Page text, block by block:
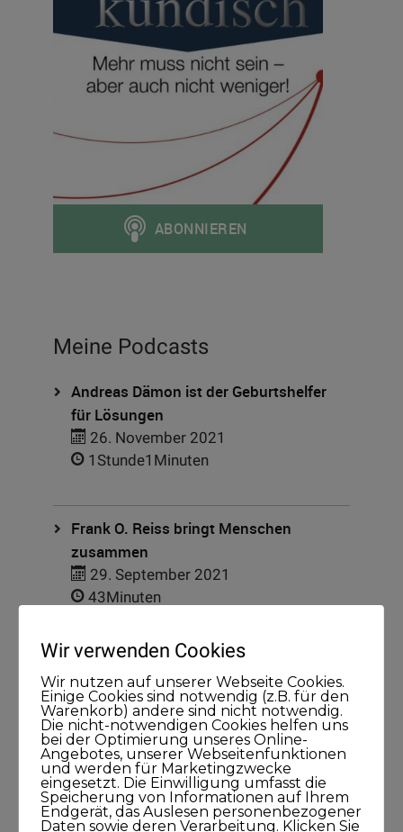
Meine Podcasts
Andreas Dämon ist der Geburtshelfer
für Lösungen
26. November 2021
1Stunde1Minuten
Frank O. Reiss bringt Menschen
zusammen
29. September 2021
43Minuten
Larissa Wasserthal sagt: Alles beginnt
bei Dir selbst
15. April 2021
45Minuten
Wir verwenden Cookies
Wir nutzen auf unserer Webseite Cookies.
Einige Cookies sind notwendig (z.B. für den
Warenkorb) andere sind nicht notwendig.
Die nicht-notwendigen Cookies helfen uns
bei der Optimierung unseres Online-
Angebotes, unserer Webseitenfunktionen
und werden für Marketingzwecke
eingesetzt. Die Einwilligung umfasst die
Speicherung von Informationen auf Ihrem
Endgerät, das Auslesen personenbezogener
Daten sowie deren Verarbeitung. Klicken Sie